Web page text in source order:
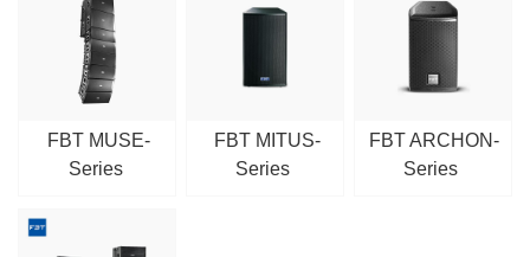
FBT MUSE-
Series
FBT MITUS-
Series
FBT ARCHON-
Series